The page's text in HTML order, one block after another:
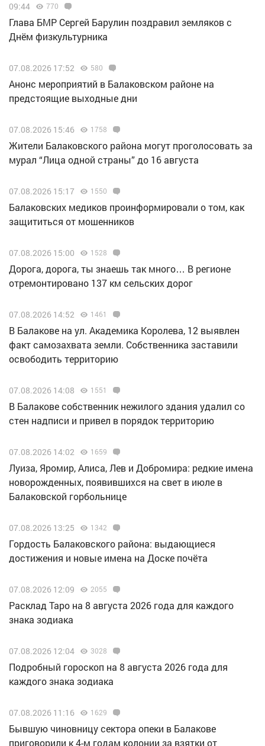
09:44 770
Глава БМР Сергей Барулин поздравил земляков с
Днём физкультурника
07.08.2026 17:52 580
Анонс мероприятий в Балаковском районе на
предстоящие выходные дни
07.08.2026 15:46 1758
Жители Балаковского района могут проголосовать за
мурал “Лица одной страны” до 16 августа
07.08.2026 15:17 1550
Балаковских медиков проинформировали о том, как
защититься от мошенников
07.08.2026 15:00 1528
Дорога, дорога, ты знаешь так много… В регионе
отремонтировано 137 км сельских дорог
07.08.2026 14:52 1461
В Балакове на ул. Академика Королева, 12 выявлен
факт самозахвата земли. Собственника заставили
освободить территорию
07.08.2026 14:08 1551
В Балакове собственник нежилого здания удалил со
стен надписи и привел в порядок территорию
07.08.2026 14:02 1659
Луиза, Яромир, Алиса, Лев и Добромира: редкие имена
новорожденных, появившихся на свет в июле в
Балаковской горбольнице
07.08.2026 13:25 1342
Гордость Балаковского района: выдающиеся
достижения и новые имена на Доске почёта
07.08.2026 12:09 2055
Расклад Таро на 8 августа 2026 года для каждого
знака зодиака
07.08.2026 12:04 3028
Подробный гороскоп на 8 августа 2026 года для
каждого знака зодиака
07.08.2026 11:16 1629
Бывшую чиновницу сектора опеки в Балакове
приговорили к 4-м годам колонии за взятки от